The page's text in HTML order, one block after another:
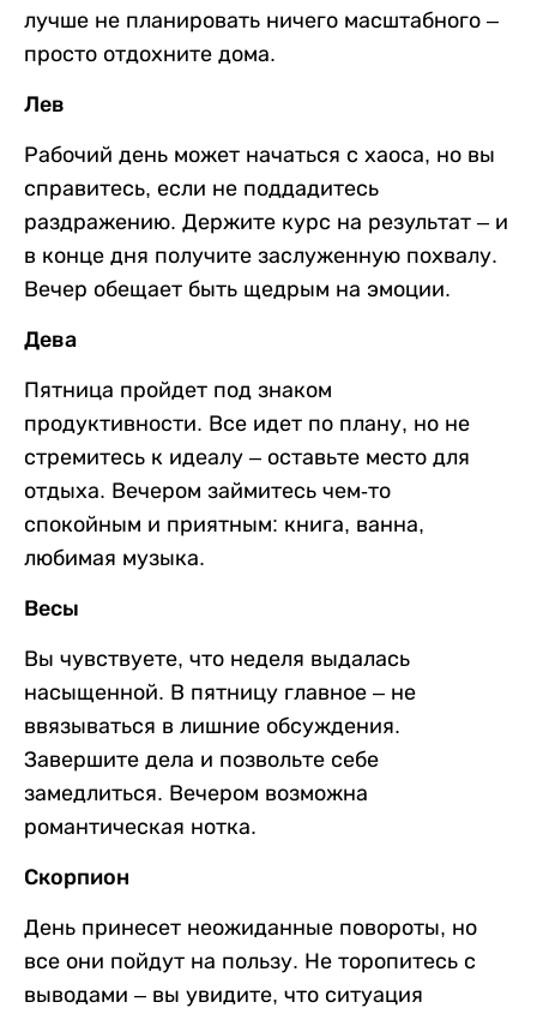
лучше не планировать ничего масштабного –
просто отдохните дома.
Лев
Рабочий день может начаться с хаоса, но вы
справитесь, если не поддадитесь
раздражению. Держите курс на результат – и
в конце дня получите заслуженную похвалу.
Вечер обещает быть щедрым на эмоции.
Дева
Пятница пройдет под знаком
продуктивности. Все идет по плану, но не
стремитесь к идеалу – оставьте место для
отдыха. Вечером займитесь чем-то
спокойным и приятным: книга, ванна,
любимая музыка.
Весы
Вы чувствуете, что неделя выдалась
насыщенной. В пятницу главное – не
ввязываться в лишние обсуждения.
Завершите дела и позвольте себе
замедлиться. Вечером возможна
романтическая нотка.
Скорпион
День принесет неожиданные повороты, но
все они пойдут на пользу. Не торопитесь с
выводами – вы увидите, что ситуация